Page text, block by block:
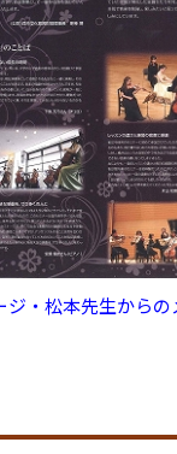
ジ・松本先生から